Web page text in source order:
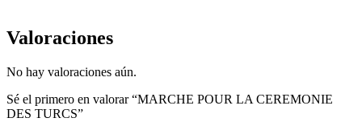
Valoraciones
No hay valoraciones aún.
Sé el primero en valorar “MARCHE POUR LA CEREMONIE
DES TURCS”